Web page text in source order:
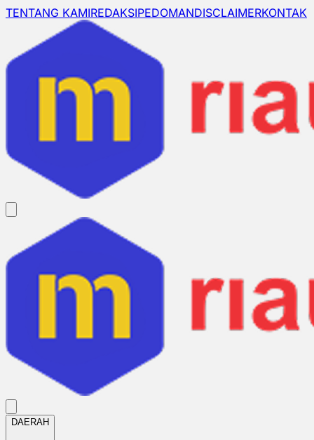
TENTANG KAMIREDAKSIPEDOMANDISCLAIMERKONTAK
DAERAH